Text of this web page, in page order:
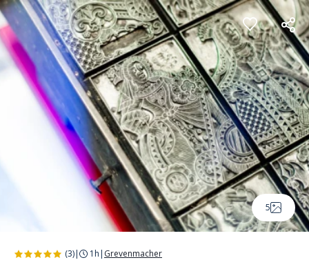
Cookie-Einstellungen
5
(3)| 1h | Grevenmacher